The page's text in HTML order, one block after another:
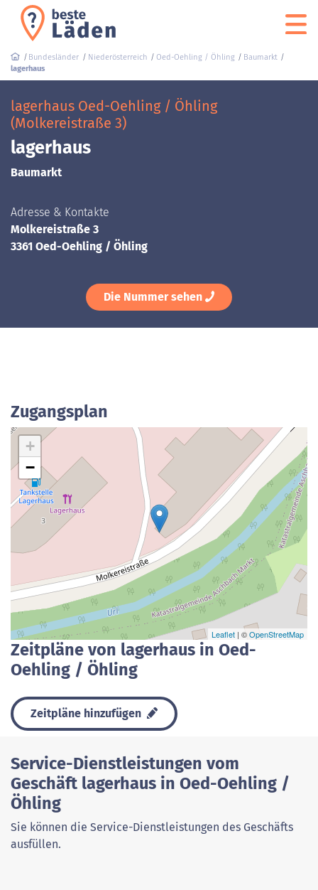
Bundesländer Niederösterreich Oed-Oehling / Öhling
Baumarkt
lagerhaus
lagerhaus Oed-Oehling / Öhling
(Molkereistraße 3)
lagerhaus
Baumarkt
Adresse & Kontakte
Molkereistraße 3
3361 Oed-Oehling / Öhling
Die Nummer sehen
Zugangsplan
+
−
Leaflet | ©OpenStreetMap
Zeitpläne von lagerhaus in Oed-
Oehling / Öhling
Zeitpläne hinzufügen
Service-Dienstleistungen vom
Geschäft lagerhaus in Oed-Oehling /
Öhling
Sie können die Service-Dienstleistungen des Geschäfts
ausfüllen.